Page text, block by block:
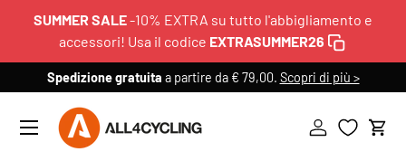
SUMMER SALE-10% EXTRA su tutto l'abbigliamento e
accessori! Usa il codice EXTRASUMMER26
Spedizione gratuita a partire da € 79,00. Scopri di più >
Accedi
Menu